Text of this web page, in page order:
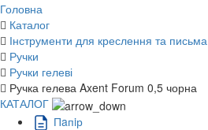
Головна
Каталог
Інструменти для креслення та письма
Ручки
Ручки гелеві
Ручка гелева Axent Forum 0,5 чорна
КАТАЛОГ
Пaпiр